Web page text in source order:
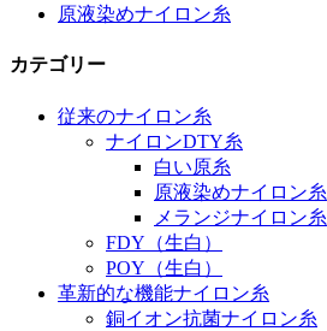
原液染めナイロン糸
カテゴリー
従来のナイロン糸
ナイロンDTY糸
白い原糸
原液染めナイロン糸
メランジナイロン糸
FDY（生白）
POY（生白）
革新的な機能ナイロン糸
銅イオン抗菌ナイロン糸